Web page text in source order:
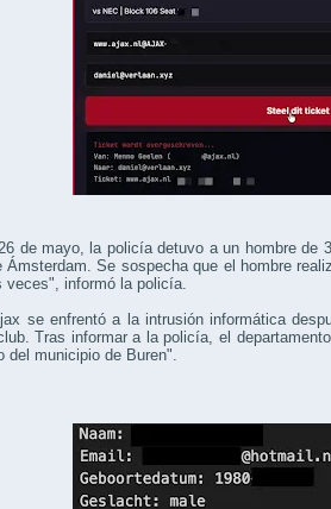
de mayo, la policía detuvo a un hombre de
Se sospecha que el hombre
veces", informó la policía.
se enfrentó a la intrusión informática
Tras informar a la policía, el
del municipio de Buren".